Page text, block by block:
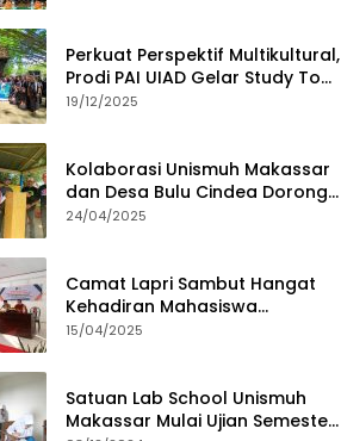
Perkuat Perspektif Multikultural,
Prodi PAI UIAD Gelar Study Tour
ke Kajang
19/12/2025
Kolaborasi Unismuh Makassar
dan Desa Bulu Cindea Dorong
Sentra Garam Industri
24/04/2025
Camat Lapri Sambut Hangat
Kehadiran Mahasiswa
PoltekMu
15/04/2025
Satuan Lab School Unismuh
Makassar Mulai Ujian Semester,